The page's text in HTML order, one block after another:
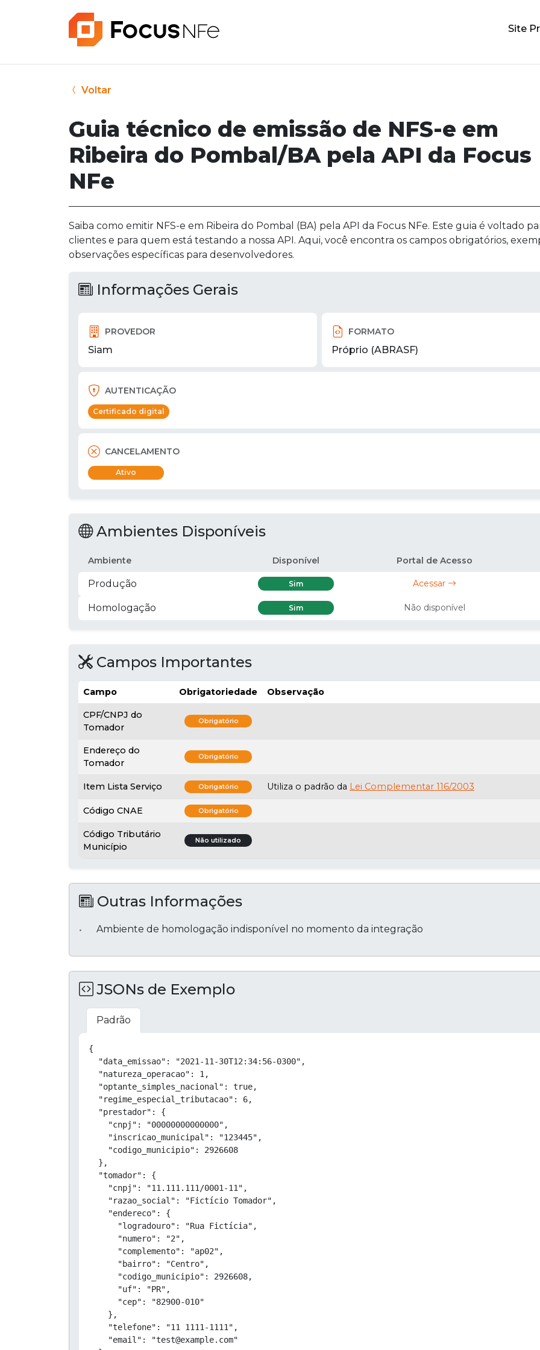
Site
Voltar
Guia técnico de emissão de NFS-e em
Ribeira do Pombal/BA pela API da Focus
NFe
Saiba como emitir NFS-e em Ribeira do Pombal (BA) pela API da Focus NFe. Este guia é voltado
clientes e para quem está testando a nossa API. Aqui, você encontra os campos obrigatórios,
observações específicas para desenvolvedores.
Informações Gerais
PROVEDOR
Siam
FORMATO
Próprio (ABRASF)
AUTENTICAÇÃO
Certificado digital
CANCELAMENTO
Ativo
Ambientes Disponíveis
Ambiente Disponível Portal de Acesso
Produção Sim Acessar
Homologação Sim Não disponível
Campos Importantes
Campo Obrigatoriedade Observação
CPF/CNPJ do
Tomador
Obrigatório
Endereço do
Tomador
Obrigatório
Item Lista Serviço Obrigatório Utiliza o padrão da Lei Complementar 116/2003
Código CNAE Obrigatório
Código Tributário
Município
Não utilizado
Outras Informações
Ambiente de homologação indisponível no momento da integração
JSONs de Exemplo
Padrão
{
  "data_emissao": "2021-11-30T12:34:56-0300",
  "natureza_operacao": 1,
  "optante_simples_nacional": true,
  "regime_especial_tributacao": 6,
  "prestador": {
    "cnpj": "00000000000000",
    "inscricao_municipal": "123445",
    "codigo_municipio": 2926608
  },
  "tomador": {
    "cnpj": "11.111.111/0001-11",
    "razao_social": "Fictício Tomador",
    "endereco": {
      "logradouro": "Rua Fictícia",
      "numero": "2",
      "complemento": "ap02",
      "bairro": "Centro",
      "codigo_municipio": 2926608,
      "uf": "PR",
      "cep": "82900-010"
    },
    "telefone": "11 1111-1111",
    "email": "test@example.com"